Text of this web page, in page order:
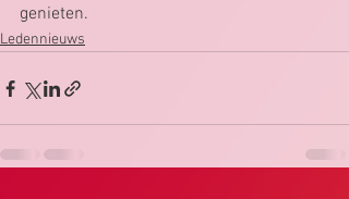
genieten.
Ledennieuws